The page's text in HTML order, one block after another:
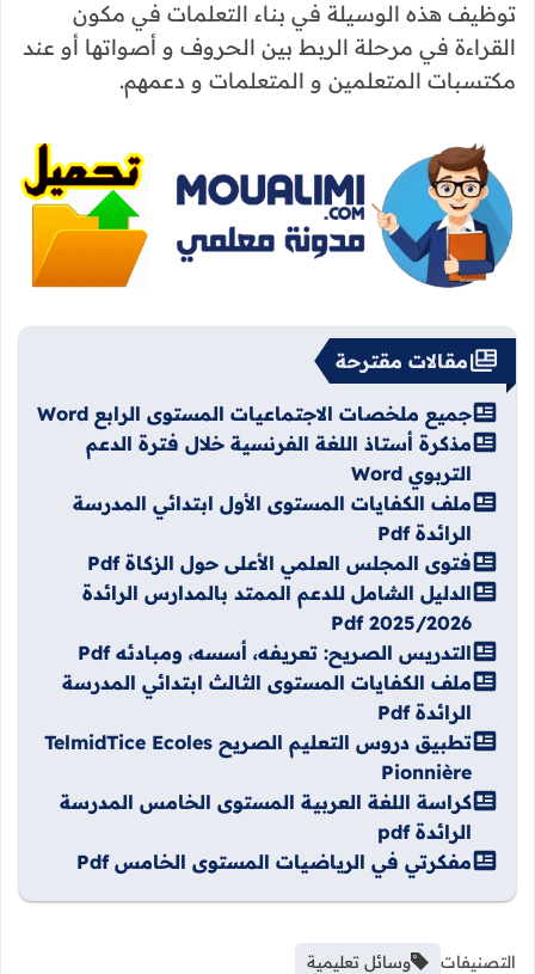
توظيف هذه الوسيلة في بناء التعلمات في مكون
القراءة في مرحلة الربط بين الحروف و أصواتها أو عند
مكتسبات المتعلمين و المتعلمات و دعمهم.
مقالات مقترحة
جميع ملخصات الاجتماعيات المستوى الرابع Word
مذكرة أستاذ اللغة الفرنسية خلال فترة الدعم
التربوي Word
ملف الكفايات المستوى الأول ابتدائي المدرسة
الرائدة Pdf
فتوى المجلس العلمي الأعلى حول الزكاة Pdf
الدليل الشامل للدعم الممتد بالمدارس الرائدة
2025/2026 Pdf
التدريس الصريح: تعريفه، أسسه، ومبادئه Pdf
ملف الكفايات المستوى الثالث ابتدائي المدرسة
الرائدة Pdf
تطبيق دروس التعليم الصريح TelmidTice Ecoles
Pionnière
كراسة اللغة العربية المستوى الخامس المدرسة
الرائدة pdf
مفكرتي في الرياضيات المستوى الخامس Pdf
التصنيفات وسائل تعليمية